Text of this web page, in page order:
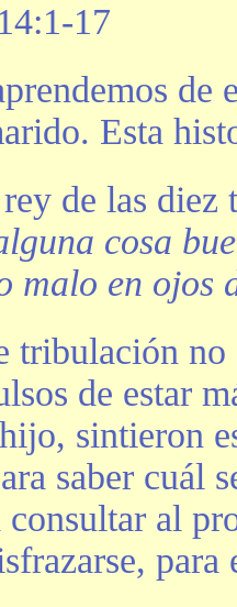
17
de
Esta
de las
cosa
malo en ojos
tribulación
de estar
sintieron
saber cuál
consultar al